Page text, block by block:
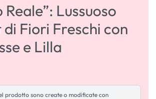
Lussuoso
di Fiori Freschi con
e Lilla
prodotto sono create o modificate con